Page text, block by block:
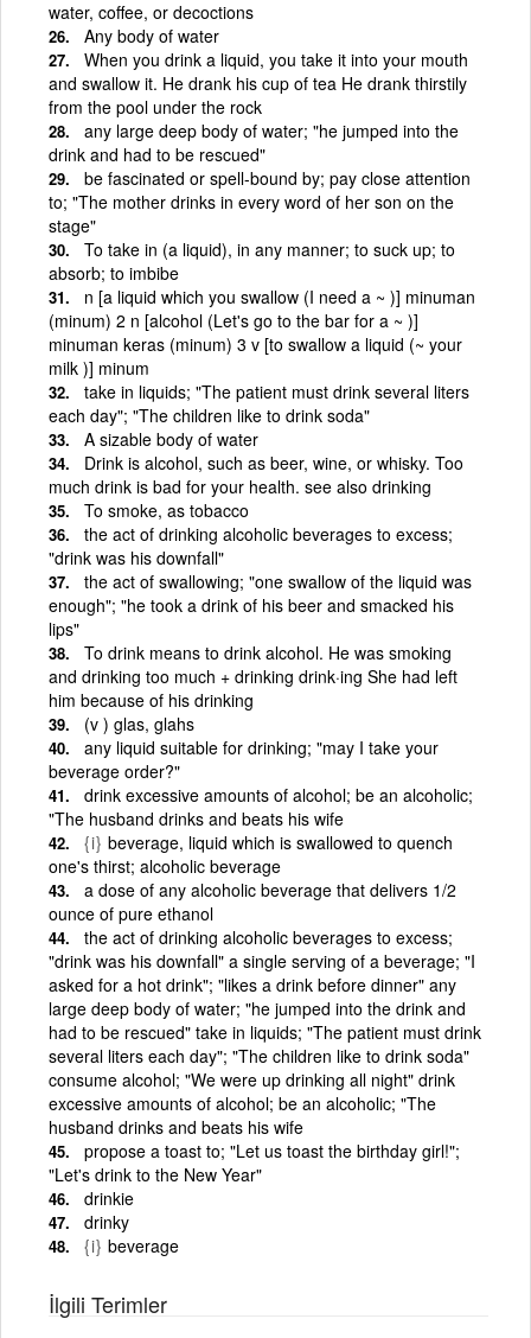
water, coffee, or decoctions
Any body of water
When you drink a liquid, you take it into your mouth
and swallow it. He drank his cup of tea He drank thirstily
from the pool under the rock
any large deep body of water; "he jumped into the
drink and had to be rescued"
be fascinated or spell-bound by; pay close attention
to; "The mother drinks in every word of her son on the
stage"
To take in (a liquid), in any manner; to suck up; to
absorb; to imbibe
n [a liquid which you swallow (I need a ~ )] minuman
(minum) 2 n [alcohol (Let's go to the bar for a ~ )]
minuman keras (minum) 3 v [to swallow a liquid (~ your
milk )] minum
take in liquids; "The patient must drink several liters
each day"; "The children like to drink soda"
A sizable body of water
Drink is alcohol, such as beer, wine, or whisky. Too
much drink is bad for your health. see also drinking
To smoke, as tobacco
the act of drinking alcoholic beverages to excess;
"drink was his downfall"
the act of swallowing; "one swallow of the liquid was
enough"; "he took a drink of his beer and smacked his
lips"
To drink means to drink alcohol. He was smoking
and drinking too much + drinking drink·ing She had left
him because of his drinking
(v ) glas, glahs
any liquid suitable for drinking; "may I take your
beverage order?"
drink excessive amounts of alcohol; be an alcoholic;
"The husband drinks and beats his wife
{i} beverage, liquid which is swallowed to quench
one's thirst; alcoholic beverage
a dose of any alcoholic beverage that delivers 1/2
ounce of pure ethanol
the act of drinking alcoholic beverages to excess;
"drink was his downfall" a single serving of a beverage; "I
asked for a hot drink"; "likes a drink before dinner" any
large deep body of water; "he jumped into the drink and
had to be rescued" take in liquids; "The patient must drink
several liters each day"; "The children like to drink soda"
consume alcohol; "We were up drinking all night" drink
excessive amounts of alcohol; be an alcoholic; "The
husband drinks and beats his wife
propose a toast to; "Let us toast the birthday girl!";
"Let's drink to the New Year"
drinkie
drinky
{i} beverage
İlgili Terimler